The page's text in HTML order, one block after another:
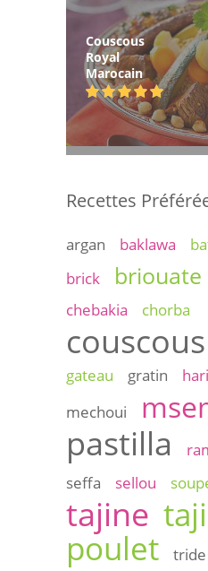
Couscous
Royal
Marocain
Recettes
argan baklawa
brick
briouate
chebakia
chorba
couscous
gateau gratin
mechoui
pastilla
seffa
sellou
tajine
poulet
tride